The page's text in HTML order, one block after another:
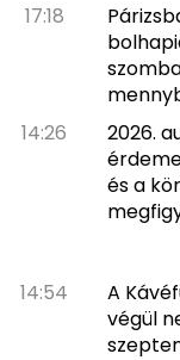
17:18
14:26
2026.
és a
14:54
A
végül